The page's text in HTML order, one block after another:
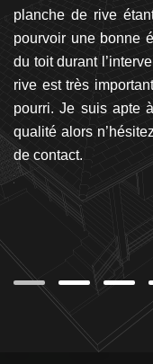
planche de rive
pourvoir une bonne
du toit durant
rive est très
pourri. Je suis apte
qualité alors
de contact.